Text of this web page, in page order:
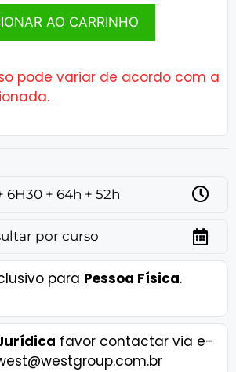
AO CARRINHO
pode variar de acordo com a
6H30 + 64h + 52h
por curso
para Pessoa Física.
favor contactar via e-